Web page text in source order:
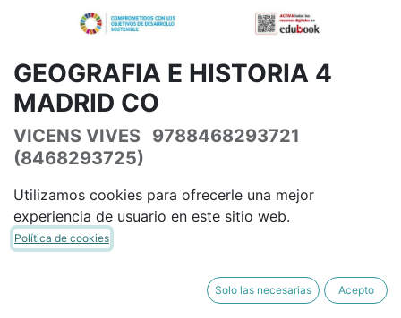
GEOGRAFIA E HISTORIA 4
MADRID CO
VICENS VIVES 9788468293721
(8468293725)
46,69€ 54,93€ IVA Incluido
COMPRAR AHORA
Utilizamos cookies para ofrecerle una mejor
experiencia de usuario en este sitio web.
Política de cookies
Solo las necesarias Acepto